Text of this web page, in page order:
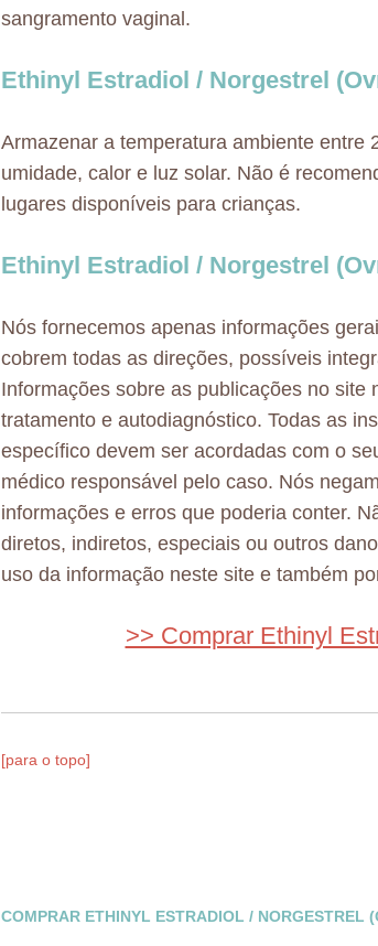
sangramento vaginal.
Ethinyl Estradiol / Norgestrel
Armazenar a temperatura ambiente entre
umidade, calor e luz solar. Não é
lugares disponíveis para crianças.
Ethinyl Estradiol / Norgestrel
Nós fornecemos apenas informações
cobrem todas as direções, possíveis
Informações sobre as publicações no site
tratamento e autodiagnóstico. Todas as
específico devem ser acordadas com o
médico responsável pelo caso. Nós
informações e erros que poderia conter.
diretos, indiretos, especiais ou outros
uso da informação neste site e também
>> Comprar Ethinyl
[para o topo]
COMPRAR ETHINYL ESTRADIOL / NORGESTREL